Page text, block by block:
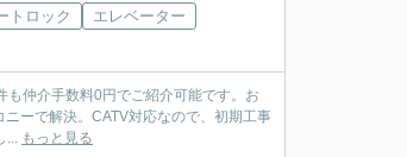
トロック
エレベーター
も仲介手数料0円でご紹介可能です。お
ーで解決。CATV対応なので、初期工事
... もっと見る